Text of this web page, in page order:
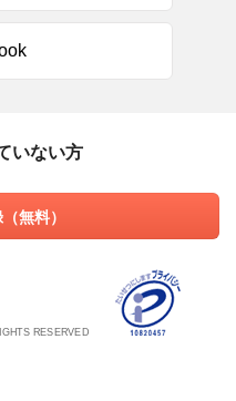
いない方
無料）
RESERVED